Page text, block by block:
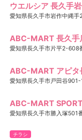
ウエルシア 長久手
愛知県長久手市岩作中縄手
ABC-MART 長久手
愛知県長久手市片平2-608
ABC-MART アピタ
愛知県長久手市戸田谷901-
ABC-MART
愛知県長久手市勝入塚501
チラシ